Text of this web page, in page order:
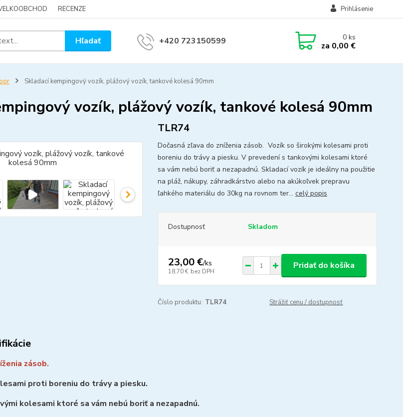
RECENZE Prihlásenie
Hľadať +420 723150599 0ks
za 0,00 €
Skladací kempingový vozík, plážový vozík, tankové kolesá 90mm
vozík, plážový vozík, tankové kolesá 90mm
TLR74
Dočasná zľava do zníženia zásob. Vozík so širokými kolesami proti
boreniu do trávy a piesku. V prevedení s tankovými kolesami ktoré
sa vám nebú boriť a nezapadnú. Skladací vozík je ideálny na použitie
na pláž, nákupy, záhradkárstvo alebo na akúkoľvek prepravu
ľahkého materiálu do 30kg na rovnom ter... celý popis
Dostupnosť Skladom
23,00 €/ks
18,70 € bez DPH
Pridať do košíka
Číslo produktu: TLR74 Strážiť cenu / dostupnosť
zásob.
proti boreniu do trávy a piesku.
kolesami ktoré sa vám nebú boriť a nezapadnú.